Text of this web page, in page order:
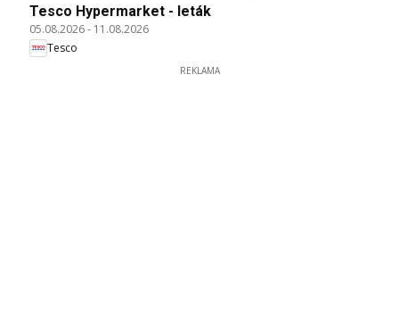
Tesco Hypermarket - leták
05.08.2026- 11.08.2026
Tesco
REKLAMA